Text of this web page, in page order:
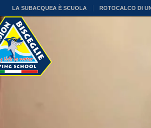
LA SUBACQUEA È SCUOLA ROTOCALCO DI